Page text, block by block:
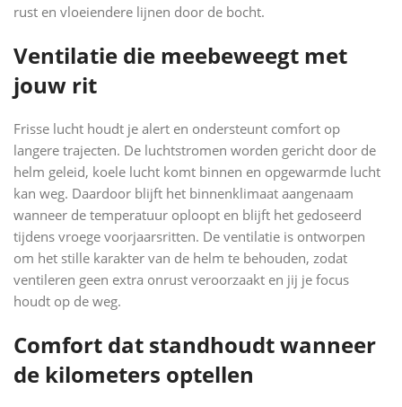
rust en vloeiendere lijnen door de bocht.
Ventilatie die meebeweegt met
jouw rit
Frisse lucht houdt je alert en ondersteunt comfort op
langere trajecten. De luchtstromen worden gericht door de
helm geleid, koele lucht komt binnen en opgewarmde lucht
kan weg. Daardoor blijft het binnenklimaat aangenaam
wanneer de temperatuur oploopt en blijft het gedoseerd
tijdens vroege voorjaarsritten. De ventilatie is ontworpen
om het stille karakter van de helm te behouden, zodat
ventileren geen extra onrust veroorzaakt en jij je focus
houdt op de weg.
Comfort dat standhoudt wanneer
de kilometers optellen